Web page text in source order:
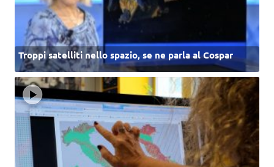
Troppi satelliti nello spazio, se ne parla al Cospar